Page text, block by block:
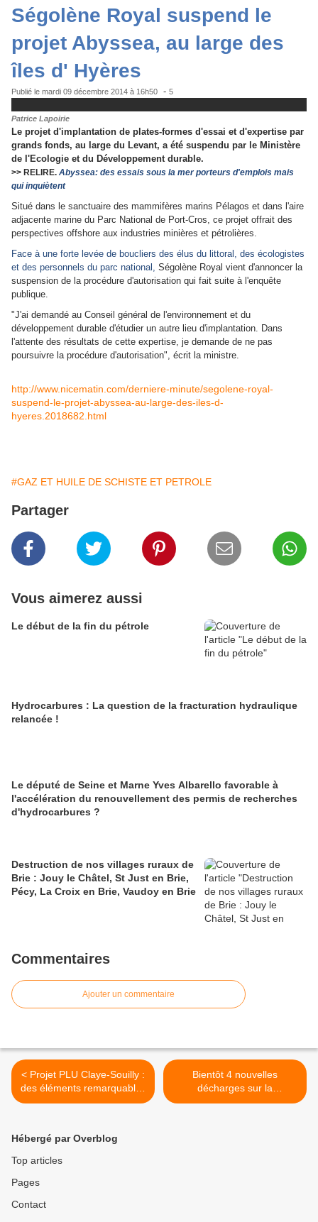
Ségolène Royal suspend le
projet Abyssea, au large des
îles d' Hyères
Publié le mardi 09 décembre 2014 à 16h50 - 5
Patrice Lapoirie
Le projet d'implantation de plates-formes d'essai et d'expertise par
grands fonds, au large du Levant, a été suspendu par le Ministère
de l'Ecologie et du Développement durable.
>> RELIRE. Abyssea: des essais sous la mer porteurs d'emplois mais
qui inquiètent
Situé dans le sanctuaire des mammifères marins Pélagos et dans l'aire
adjacente marine du Parc National de Port-Cros, ce projet offrait des
perspectives offshore aux industries minières et pétrolières.
Face à une forte levée de boucliers des élus du littoral, des écologistes
et des personnels du parc national, Ségolène Royal vient d'annoncer la
suspension de la procédure d'autorisation qui fait suite à l'enquête
publique.
"J'ai demandé au Conseil général de l'environnement et du
développement durable d'étudier un autre lieu d'implantation. Dans
l'attente des résultats de cette expertise, je demande de ne pas
poursuivre la procédure d'autorisation", écrit la ministre.
http://www.nicematin.com/derniere-minute/segolene-royal-
suspend-le-projet-abyssea-au-large-des-iles-d-
hyeres.2018682.html
#GAZ ET HUILE DE SCHISTE ET PETROLE
Partager
Vous aimerez aussi
Le début de la fin du pétrole
Hydrocarbures : La question de la fracturation hydraulique
relancée !
Le député de Seine et Marne Yves Albarello favorable à
l'accélération du renouvellement des permis de recherches
d'hydrocarbures ?
Destruction de nos villages ruraux de
Brie : Jouy le Châtel, St Just en Brie,
Pécy, La Croix en Brie, Vaudoy en Brie
Commentaires
Ajouter un commentaire
< Projet PLU Claye-Souilly :
des éléments remarquables
du patrimoine dans des
Bientôt 4 nouvelles
décharges sur la
circonscription de Jean-
Hébergé par Overblog
Top articles
Pages
Contact